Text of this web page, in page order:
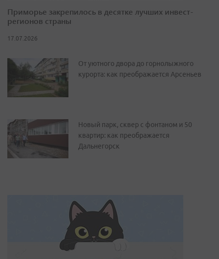
Приморье закрепилось в десятке лучших инвест-
регионов страны
17.07.2026
От уютного двора до горнолыжного
курорта: как преображается Арсеньев
Новый парк, сквер с фонтаном и 50
квартир: как преображается
Дальнегорск